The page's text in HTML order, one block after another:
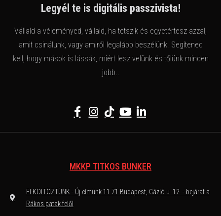
Legyél te is digitális passzivista!
Vállald a véleményed, vállald, ha tetszik és egyetértesz azzal,
amit csinálunk, vagy amiről legalább beszélünk. Segítened
kell, hogy mások is lássák, miért lesz velünk és tőlünk minden
jobb..
MKKP TITKOS BUNKER
ELKÖLTÖZTÜNK - Új címünk 11 71 Budapest, Gázló u. 12. - bejárat a
Rákos patak felől